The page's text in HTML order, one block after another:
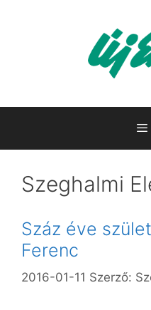
Szeghalmi
Száz éve
Ferenc
2016-01-11 Szerző: